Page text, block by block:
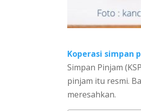
Koperasi simpan
Simpan Pinjam
pinjam itu resmi.
meresahkan.